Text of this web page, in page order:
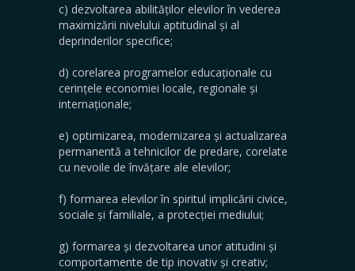
c) dezvoltarea abilităților elevilor în vederea
maximizării nivelului aptitudinal și al
deprinderilor specifice;
d) corelarea programelor educaționale cu
cerințele economiei locale, regionale și
internaționale;
e) optimizarea, modernizarea și actualizarea
permanentă a tehnicilor de predare, corelate
cu nevoile de învățare ale elevilor;
f) formarea elevilor în spiritul implicării civice,
sociale și familiale, a protecției mediului;
g) formarea și dezvoltarea unor atitudini și
comportamente de tip inovativ și creativ;